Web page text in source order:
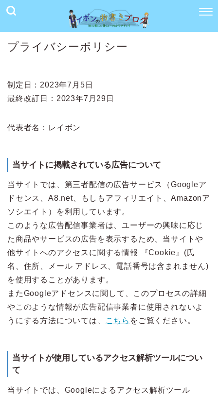
プライバシーポリシー
制定日：2023年7月5日
最終改訂日：2023年7月29日
代表者名：レイボン
当サイトに掲載されている広告について
当サイトでは、第三者配信の広告サービス（Googleア
ドセンス、A8.net、もしもアフィリエイト、Amazonア
ソシエイト）を利用しています。
このような広告配信事業者は、ユーザーの興味に応じ
た商品やサービスの広告を表示するため、当サイトや
他サイトへのアクセスに関する情報 『Cookie』(氏
名、住所、メール アドレス、電話番号は含まれません)
を使用することがあります。
またGoogleアドセンスに関して、このプロセスの詳細
やこのような情報が広告配信事業者に使用されないよ
うにする方法については、
こちら をご覧ください。
当サイトが使用しているアクセス解析ツールについ
て
当サイトでは、Googleによるアクセス解析ツール